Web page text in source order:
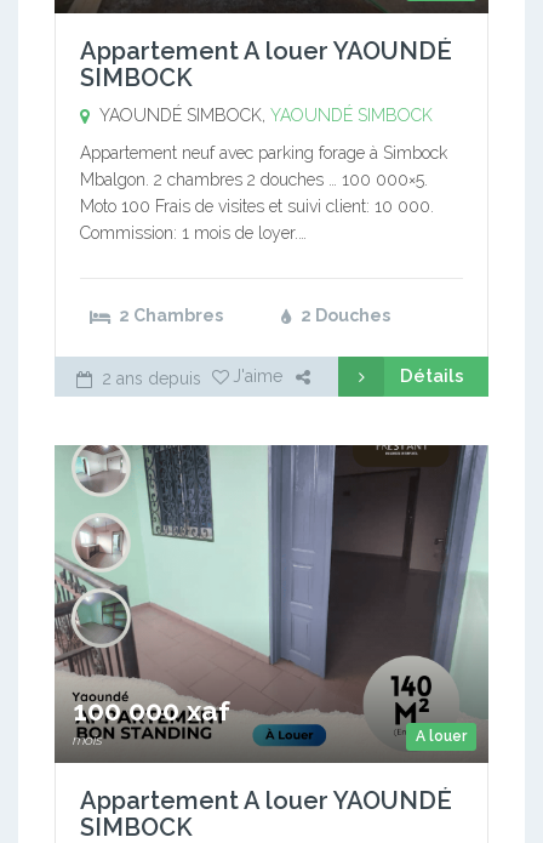
Appartement A louer YAOUNDÉ
SIMBOCK
YAOUNDÉ SIMBOCK, YAOUNDÉ SIMBOCK
Appartement neuf avec parking forage à Simbock
Mbalgon. 2 chambres 2 douches … 100 000×5.
Moto 100 Frais de visites et suivi client: 10 000.
Commission: 1 mois de loyer.…
2 Chambres 2 Douches
2 ans depuis J'aime Détails
A louer
100 000 xaf
mois
Appartement A louer YAOUNDÉ
SIMBOCK